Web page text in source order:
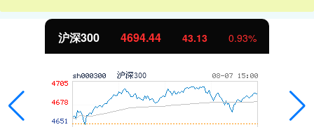
沪深300 4694.44 43.13 0.93%